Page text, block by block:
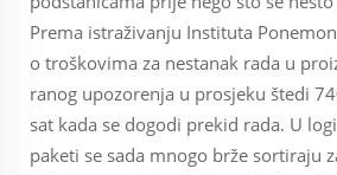
Prema istraživanju Instituta
o troškovima za nestanak rada u
ranog upozorenja u prosjeku štedi
sat kada se dogodi prekid rada. U
paketi se sada mnogo brže sortiraju